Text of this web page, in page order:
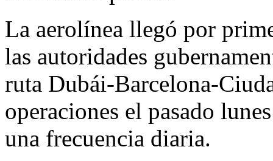
La aerolínea llegó por
las autoridades
ruta Dubái-Barcelona-
operaciones el pasado
una frecuencia diaria.